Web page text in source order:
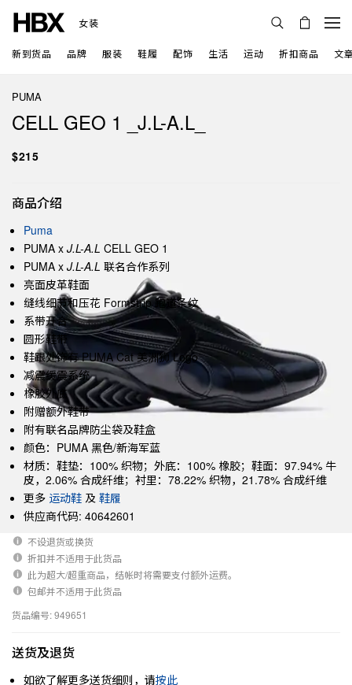
女装
新到货品 品牌 服装 鞋履 配饰 生活 运动 折扣商品 文
PUMA
CELL GEO 1 _J.L-A.L_
$215
商品介绍
Puma
PUMA x J.L-A.L CELL GEO 1
PUMA x J.L-A.L 联名合作系列
亮面皮革鞋面
缝线细节和压花 Formstrip 跑道条纹
系带开合
圆形鞋带
鞋跟处饰有 PUMA Cat 美洲狮 Logo
减震缓震系统
橡胶外底
附赠额外鞋带
附有联名品牌防尘袋及鞋盒
颜色：PUMA 黑色/新海军蓝
材质：鞋垫：100% 织物；外底：100% 橡胶；鞋面：97.94% 牛
皮，2.06% 合成纤维；衬里：78.22% 织物，21.78% 合成纤维
更多 运动鞋 及 鞋履
供应商代码: 40642601
不设退货或换货
折扣并不适用于此货品
此为超大/超重商品，结帐时将需要支付额外运费。
包邮并不适用于此货品
货品编号: 949651
送货及退货
如欲了解更多送货细则，请按此